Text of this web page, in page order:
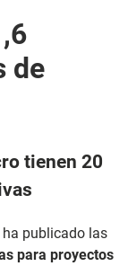
de
tienen 20
ha publicado las
para proyectos